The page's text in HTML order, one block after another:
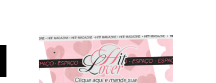
Coletiva de Imprensa
Drama? HIT!